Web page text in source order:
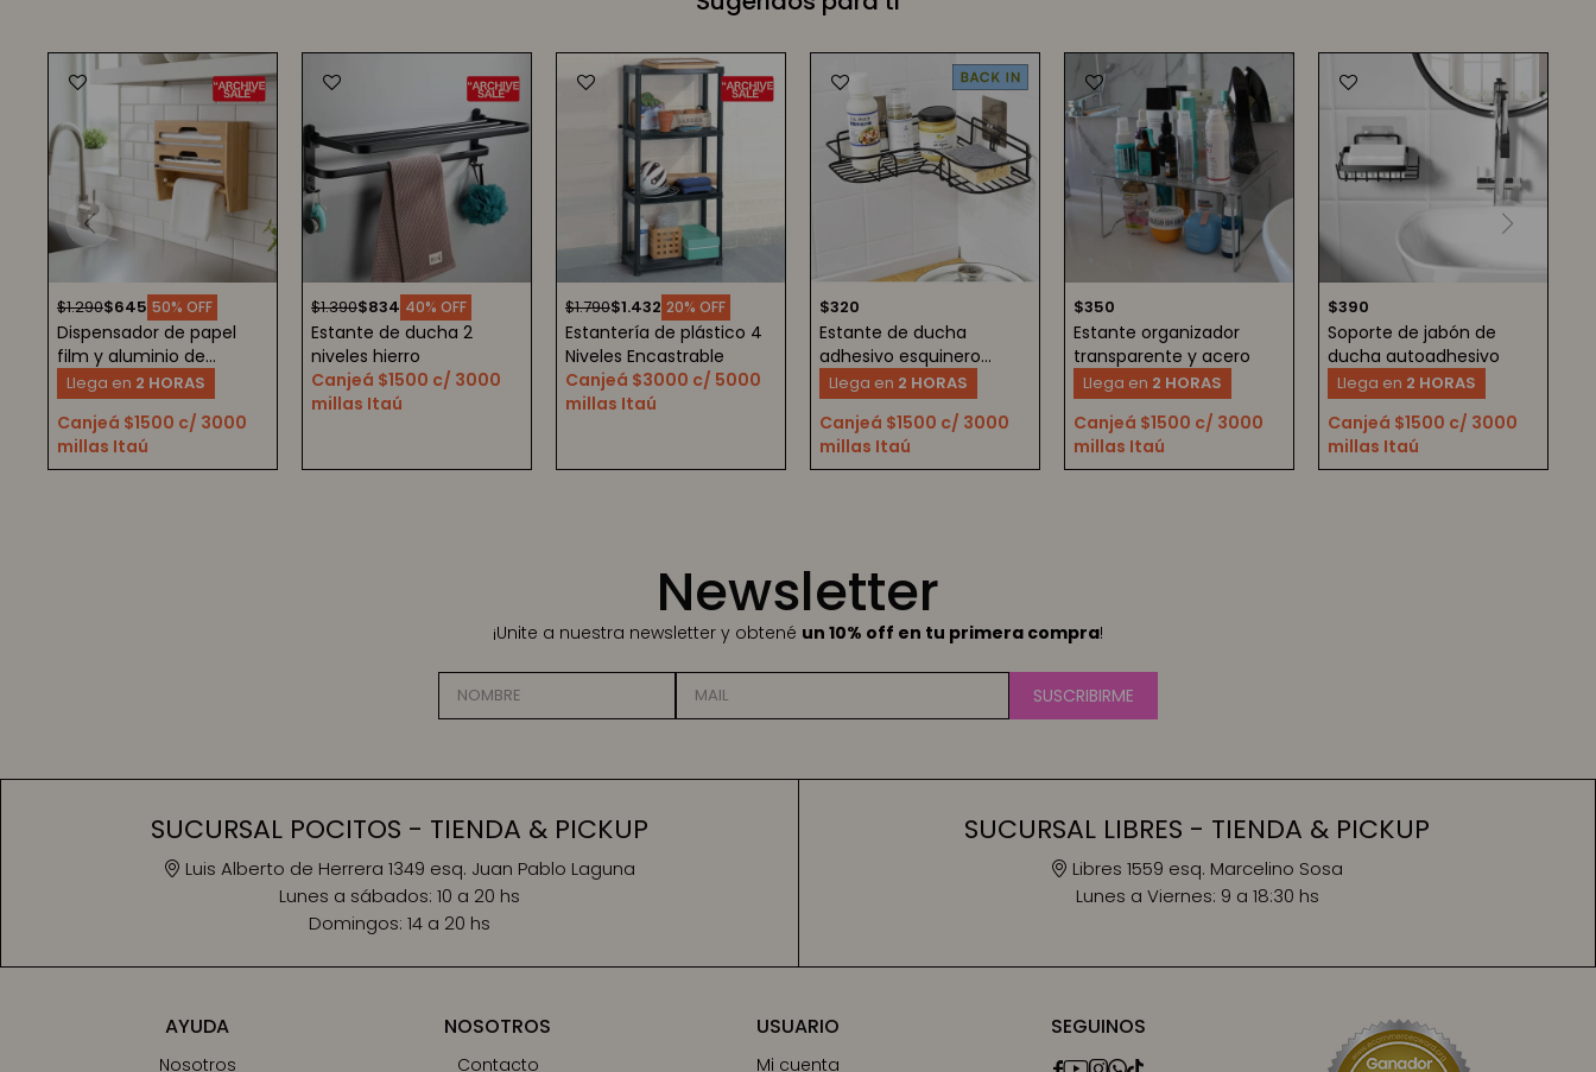
$645
$1.290 50
Dispensador de papel
film y aluminio de
bambú
Canjeá $1500 c/ 3000
millas Itaú
Llega en 2 HORAS
$834
$1.390 40
Estante de ducha 2
niveles hierro
Canjeá $1500 c/ 3000
millas Itaú
$1.432
$1.790 20
Estantería de plástico 4
Niveles Encastrable
Canjeá $3000 c/ 5000
millas Itaú
$320
Estante de ducha
adhesivo esquinero
organizador
Canjeá $1500 c/ 3000
millas Itaú
Llega en 2 HORAS
$350
Estante organizador
transparente y acero
Canjeá $1500 c/ 3000
millas Itaú
Llega en 2 HORAS
$390
Soporte de jabón de
ducha autoadhesivo
Canjeá $1500 c/ 3000
millas Itaú
Llega en 2 HORAS
NOSOTROS
Contacto
AYUDA
Nosotros
USUARIO
Mi cuenta
SEGUINOS
Newsletter
¡Unite a nuestra newsletter y obtené un 10% off en tu primera compra!
SUSCRIBIRME
SUCURSAL POCITOS - TIENDA & PICKUP
Luis Alberto de Herrera 1349 esq. Juan Pablo Laguna
Lunes a sábados: 10 a 20 hs
Domingos: 14 a 20 hs
SUCURSAL LIBRES - TIENDA & PICKUP
Libres 1559 esq. Marcelino Sosa
Lunes a Viernes: 9 a 18:30 hs